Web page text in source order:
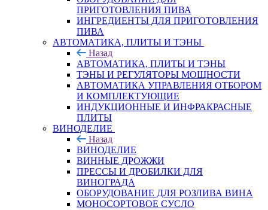
ПРИГОТОВЛЕНИЯ ПИВА
ИНГPЕДИЕНТЫ ДЛЯ ПРИГОТОВЛЕНИЯ
ПИВА
АВТОМАТИКА, ПЛИТЫ И ТЭНЫ
Назад
АВТОМАТИКА, ПЛИТЫ И ТЭНЫ
ТЭНЫ И РЕГУЛЯТОРЫ МОЩНОСТИ
АВТОМАТИКА УПРАВЛЕНИЯ ОТБОРОМ
И КОМПЛЕКТУЮЩИЕ
ИНДУКЦИОННЫЕ И ИНФРАКРАСНЫЕ
ПЛИТЫ
ВИНОДЕЛИЕ
Назад
ВИНОДЕЛИЕ
ВИННЫЕ ДРОЖЖИ
ПРЕССЫ И ДРОБИЛКИ ДЛЯ
ВИНОГРАДА
ОБОРУДОВАНИЕ ДЛЯ РОЗЛИВА ВИНА
МОНОСОРТОВОЕ СУСЛО